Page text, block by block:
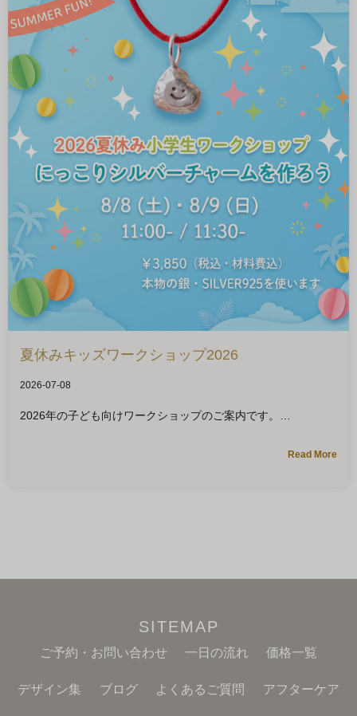
夏休みキッズワークショップ2026
2026-07-08
2026年の子ども向けワークショップのご案内です。
Read More
SITEMAP
ご予約・お問い合わせ 一日の流れ 価格一覧
デザイン集 ブログ よくあるご質問 アフターケア